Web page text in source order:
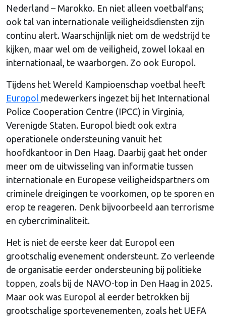
Nederland – Marokko. En niet alleen voetbalfans;
ook tal van internationale veiligheidsdiensten zijn
continu alert. Waarschijnlijk niet om de wedstrijd te
kijken, maar wel om de veiligheid, zowel lokaal en
internationaal, te waarborgen. Zo ook Europol.
Tijdens het Wereld Kampioenschap voetbal heeft
Europol medewerkers ingezet bij het International
Police Cooperation Centre (IPCC) in Virginia,
Verenigde Staten. Europol biedt ook extra
operationele ondersteuning vanuit het
hoofdkantoor in Den Haag. Daarbij gaat het onder
meer om de uitwisseling van informatie tussen
internationale en Europese veiligheidspartners om
criminele dreigingen te voorkomen, op te sporen en
erop te reageren. Denk bijvoorbeeld aan terrorisme
en cybercriminaliteit.
Het is niet de eerste keer dat Europol een
grootschalig evenement ondersteunt. Zo verleende
de organisatie eerder ondersteuning bij politieke
toppen, zoals bij de NAVO-top in Den Haag in 2025.
Maar ook was Europol al eerder betrokken bij
grootschalige sportevenementen, zoals het UEFA